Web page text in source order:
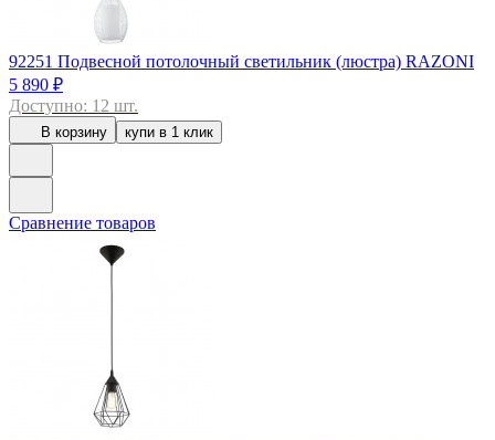
92251 Подвесной потолочный светильник (люстра) RAZONI
5 890 ₽
Доступно: 12 шт.
В корзину купи в 1 клик
Сравнение товаров